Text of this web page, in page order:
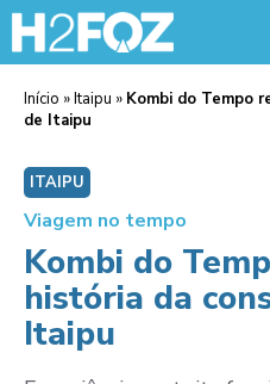
Início »Itaipu » Kombi do Tempo
de Itaipu
ITAIPU
Viagem no tempo
Kombi do
história da
Itaipu